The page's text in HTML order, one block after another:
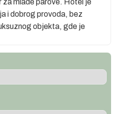
i dobrog provoda, bez
objekta, gde je